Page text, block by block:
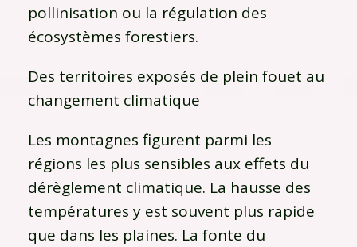
pollinisation ou la régulation des
écosystèmes forestiers.
Des territoires exposés de plein fouet au
changement climatique
Les montagnes figurent parmi les
régions les plus sensibles aux effets du
dérèglement climatique. La hausse des
températures y est souvent plus rapide
que dans les plaines. La fonte du